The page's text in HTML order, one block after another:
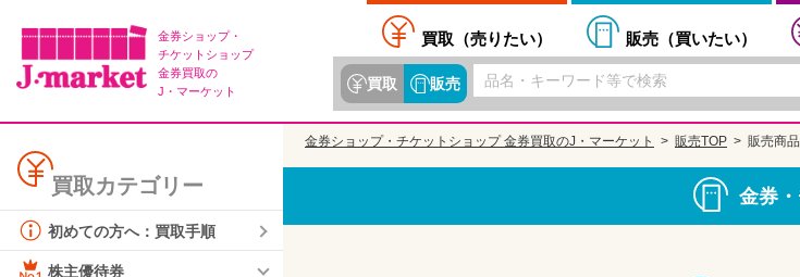
金券ショップ・
チケットショップ
金券買取の
J・マーケット
買取（売りたい） 販売（買いたい）
買取 販売
買取カテゴリー
初めての方へ：買取手順
株主優待券
金券ショップ・チケットショップ 金券買取のJ・マーケット 販売TOP 販売商品
金券